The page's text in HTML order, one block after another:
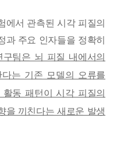
에서 관측된 시각 피질의
과 주요 인자들을 정확히
구팀은 뇌 피질 내에서의
는 기존 모델의 오류를
동 패턴이 시각 피질의
을 끼친다는 새로운 발생